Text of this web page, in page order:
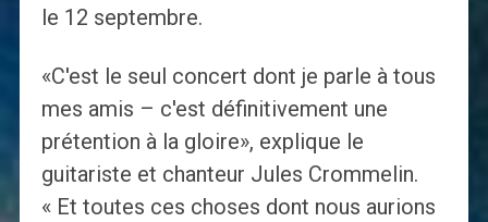
le 12 septembre.
«C'est le seul concert dont je parle à tous
mes amis – c'est définitivement une
prétention à la gloire», explique le
guitariste et chanteur Jules Crommelin.
« Et toutes ces choses dont nous aurions